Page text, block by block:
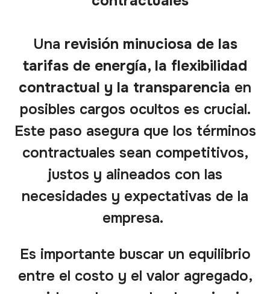
Una revisión minuciosa de las
tarifas de energía, la flexibilidad
contractual y la transparencia en
posibles cargos ocultos es crucial.
Este paso asegura que los términos
contractuales sean competitivos,
justos y alineados con las
necesidades y expectativas de la
empresa.
Es importante buscar un equilibrio
entre el costo y el valor agregado,